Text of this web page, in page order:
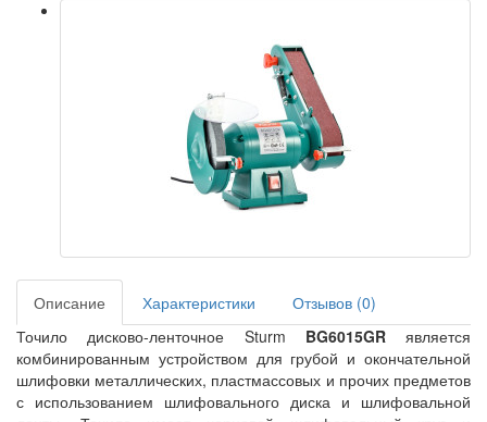
Описание Характеристики
Отзывов (0)
Точило дисково-ленточное Sturm BG6015GR является
комбинированным устройством для грубой и окончательной
шлифовки металлических, пластмассовых и прочих предметов
с использованием шлифовального диска и шлифовальной